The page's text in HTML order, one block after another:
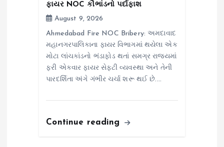
ફાયર NOC કૌભાંડનો પર્દાફાશ
August 9, 2026
Ahmedabad Fire NOC Bribery: અમદાવાદ
મહાનગરપાલિકાના ફાયર વિભાગમાં થયેલા એક
મોટા લાંચકાંડનો ભંડાફોડ થતાં સમગ્ર રાજ્યમાં
ફરી એકવાર ફાયર સેફટી વ્યવસ્થા અને તેની
પારદર્શિતા અંગે ગંભીર ચર્ચા શરૂ થઈ છે.…
Continue reading